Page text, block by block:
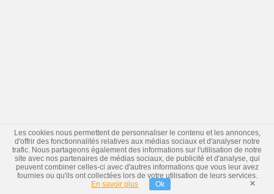
Les cookies nous permettent de personnaliser le contenu et les annonces,
d'offrir des fonctionnalités relatives aux médias sociaux et d'analyser notre
trafic. Nous partageons également des informations sur l'utilisation de notre
site avec nos partenaires de médias sociaux, de publicité et d'analyse, qui
peuvent combiner celles-ci avec d'autres informations que vous leur avez
fournies ou qu'ils ont collectées lors de votre utilisation de leurs services.
En savoir plus
Ok ×